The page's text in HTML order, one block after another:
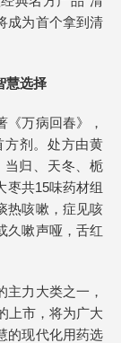
成为首个拿到清
慧选择
万病回春》，
方剂。处方由黄
当归、天冬、栀
枣共15味药材组
热咳嗽，症见咳
久嗽声哑，舌红
力大类之一，
上市，将为广大
的现代化用药选